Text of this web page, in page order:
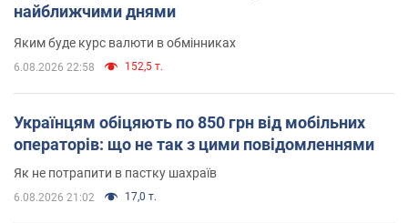
найближчими днями
Яким буде курс валюти в обмінниках
6.08.2026 22:58 152,5 т.
Українцям обіцяють по 850 грн від мобільних
операторів: що не так з цими повідомленнями
Як не потрапити в пастку шахраїв
6.08.2026 21:02 17,0 т.